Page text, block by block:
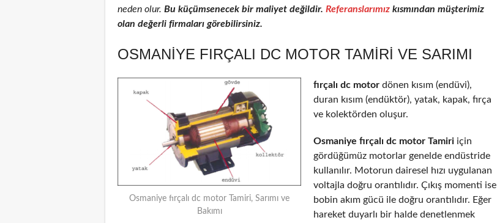
neden olur. Bu küçümsenecek bir maliyet değildir. Referanslarımız kısmından müşterimiz
olan değerli firmaları görebilirsiniz.
OSMANIYE FIRÇALI DC MOTOR TAMIRI VE SARIMI
Osmaniye fırçalı dc motor Tamiri, Sarımı ve
Bakımı
fırçalı dc motor dönen kısım (endüvi),
duran kısım (endüktör), yatak, kapak, fırça
ve kolektörden oluşur.
Osmaniye fırçalı dc motor Tamiri için
gördüğümüz motorlar genelde endüstride
kullanılır. Motorun dairesel hızı uygulanan
voltajla doğru orantılıdır. Çıkış momenti ise
bobin akım gücü ile doğru orantılıdır. Eğer
hareket duyarlı bir halde denetlenmek